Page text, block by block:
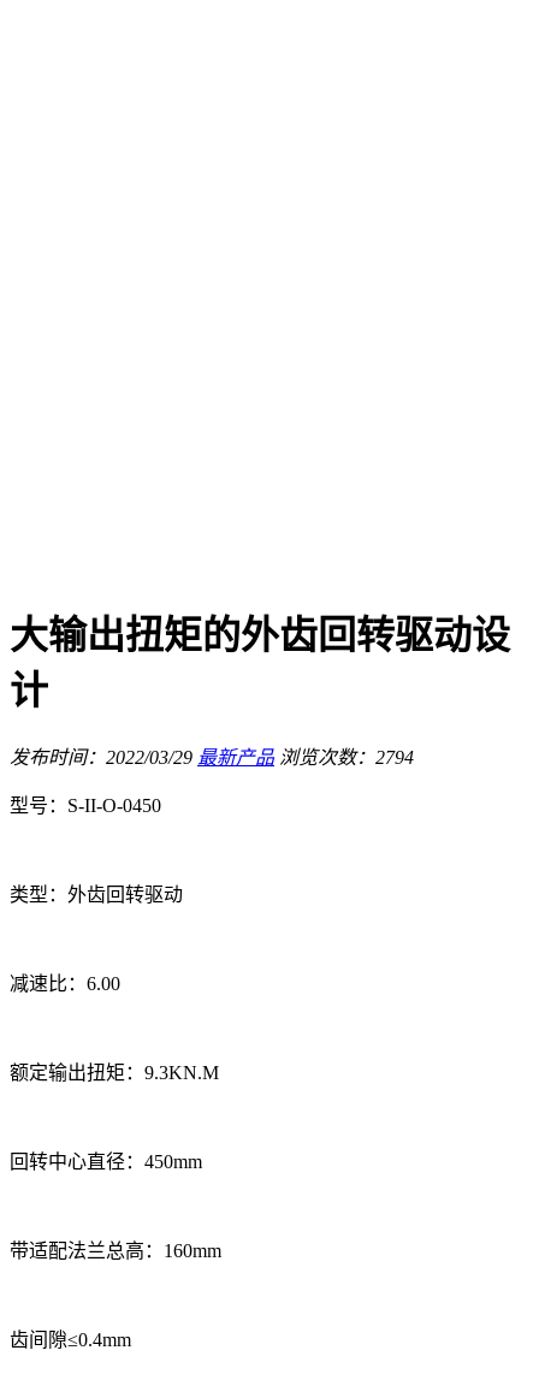
大输出扭矩的外齿回转驱动设
计
发布时间：2022/03/29 最新产品 浏览次数：2794
型号：S-II-O-0450
类型：外齿回转驱动
减速比：6.00
额定输出扭矩：9.3KN.M
回转中心直径：450mm
带适配法兰总高：160mm
齿间隙≤0.4mm